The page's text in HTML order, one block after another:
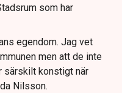
som har
egendom. Jag vet
men att de inte
särskilt konstigt när
Nilsson.